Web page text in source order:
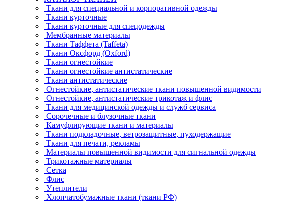
Ткани для специальной и корпоративной одежды
Ткани курточные
Ткани курточные для спецодежды
Мембранные материалы
Ткани Таффета (Taffeta)
Ткани Оксфорд (Oxford)
Ткани огнестойкие
Ткани огнестойкие антистатические
Ткани антистатические
Огнестойкие, антистатические ткани повышенной видимости
Огнестойкие, антистатические трикотаж и флис
Ткани для медицинской одежды и служб сервиса
Сорочечные и блузочные ткани
Камуфлирующие ткани и материалы
Ткани подкладочные, ветрозащитные, пуходержащие
Ткани для печати, рекламы
Материалы повышенной видимости для сигнальной одежды
Трикотажные материалы
Сетка
Флис
Утеплители
Хлопчатобумажные ткани (ткани РФ)